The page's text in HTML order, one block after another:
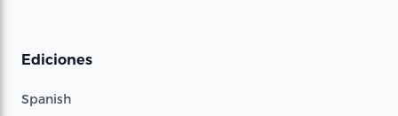
Ediciones
Spanish